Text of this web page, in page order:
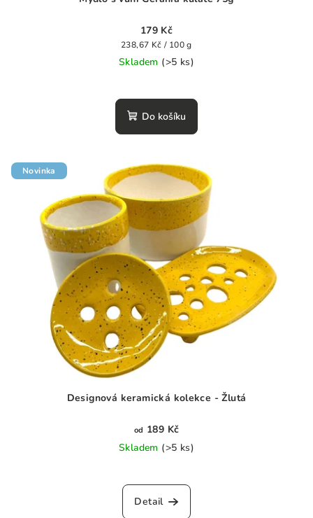
179 Kč
Měrná
cena:
238,67 Kč / 100 g
Skladem (>5 ks)
Do košíku
Novinka
Designová keramická kolekce - Žlutá
od 189 Kč
Skladem (>5 ks)
hodnocení
produktu
Detail